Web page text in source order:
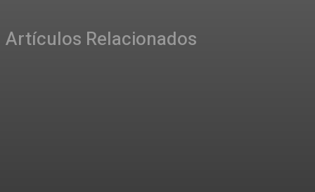
Artículos Relacionados